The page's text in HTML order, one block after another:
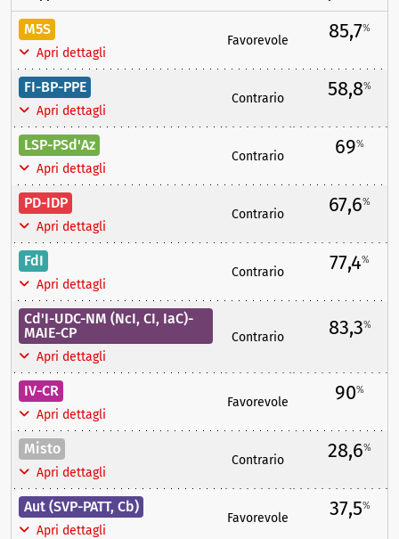
M5S
Apri dettagli
Favorevole 85,7%
FI-BP-PPE
Apri dettagli
Contrario 58,8%
LSP-PSd'Az
Apri dettagli
Contrario 69%
PD-IDP
Apri dettagli
Contrario 67,6%
FdI
Apri dettagli
Contrario 77,4%
Cd'I-UDC-NM (NcI, CI, IaC)-
MAIE-CP
Apri dettagli
Contrario 83,3%
IV-CR
Apri dettagli
Favorevole 90%
Misto
Apri dettagli
Contrario 28,6%
Aut (SVP-PATT, Cb)
Apri dettagli
Favorevole 37,5%